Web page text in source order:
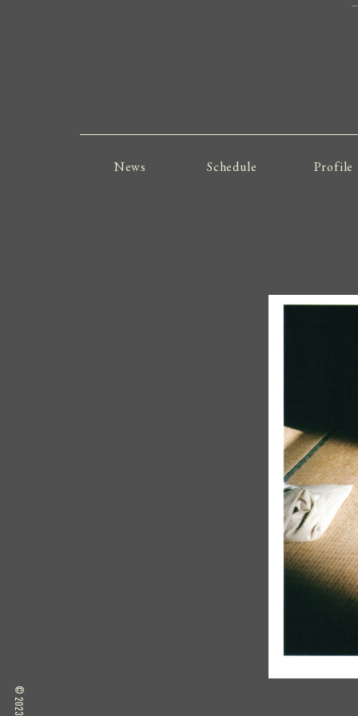
News Schedule Profile